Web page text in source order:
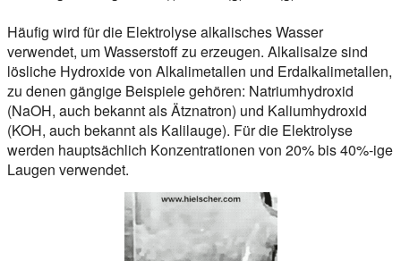
Häufig wird für die Elektrolyse alkalisches Wasser
verwendet, um Wasserstoff zu erzeugen. Alkalisalze sind
lösliche Hydroxide von Alkalimetallen und Erdalkalimetallen,
zu denen gängige Beispiele gehören: Natriumhydroxid
(NaOH, auch bekannt als Ätznatron) und Kaliumhydroxid
(KOH, auch bekannt als Kalilauge). Für die Elektrolyse
werden hauptsächlich Konzentrationen von 20% bis 40%-ige
Laugen verwendet.